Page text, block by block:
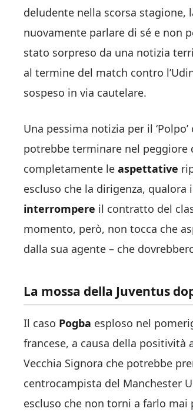
deludente nella scorsa
nuovamente parlare di sé e non
stato sorpreso da una notizia
al termine del match contro
sospeso in via cautelare.
Una pessima notizia per il
potrebbe terminare nel peggiore
completamente le aspettative
escluso che la dirigenza,
interrompere il contratto del
momento, però, non tocca che
dalla sua agente – che
La mossa della Juventus
Il caso Pogba esploso nel
francese, a causa della
Vecchia Signora che potrebbe
centrocampista del Manchester
escluso che non torni a farlo mai